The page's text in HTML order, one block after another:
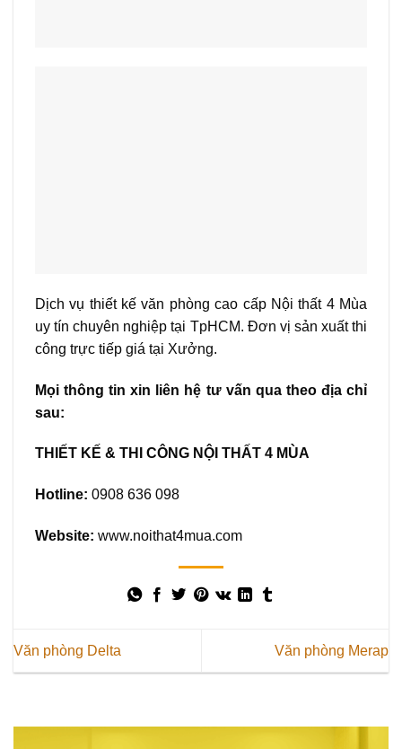
Dịch vụ thiết kế văn phòng cao cấp Nội thất 4 Mùa
uy tín chuyên nghiệp tại TpHCM. Đơn vị sản xuất thi
công trực tiếp giá tại Xưởng.
Mọi thông tin xin liên hệ tư vấn qua theo địa chỉ
sau:
THIẾT KẾ & THI CÔNG NỘI THẤT 4 MÙA
Hotline: 0908 636 098
Website: www.noithat4mua.com
Văn phòng Delta Văn phòng Merap